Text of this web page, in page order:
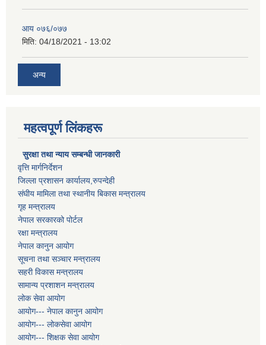
आय ०७६/०७७
मिति: 04/18/2021 - 13:02
अन्य
महत्वपूर्ण लिंकहरू
सुरक्षा तथा न्याय सम्बन्धी जानकारी
वृत्ति मार्गनिर्देशन
जिल्ला प्रशासन कार्यालय,रुपन्देही
संघीय मामिला तथा स्थानीय बिकास मन्त्रालय
गृह मन्त्रालय
नेपाल सरकारको पोर्टल
रक्षा मन्त्रालय
नेपाल कानुन आयोग
सूचना तथा सञ्चार मन्त्रालय
सहरी विकास मन्त्रालय
सामान्य प्रशाशन मन्त्रालय
लोक सेवा आयोग
आयोग--- नेपाल कानुन आयोग
आयोग--- लोकसेवा आयोग
आयोग--- शिक्षक सेवा आयोग